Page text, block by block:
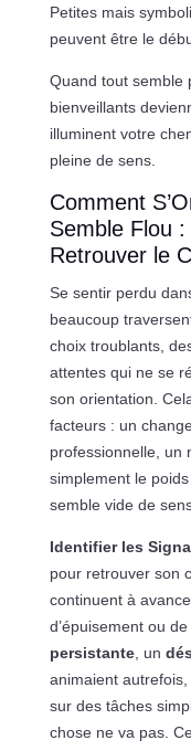
Petites mais
peuvent être le
Quand tout semble
bienveillants
illuminent votre
pleine de sens.
Comment
Semble Flou
Retrouver le
Se sentir perdu
beaucoup
choix troublants,
attentes qui ne se
son orientation.
facteurs : un
professionnelle, un
simplement le
semble vide de
Identifier les
pour retrouver son
continuent à
d’épuisement ou
persistante, un
animaient
sur des tâches
chose ne va pas.